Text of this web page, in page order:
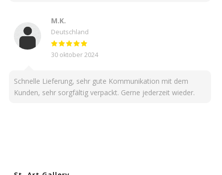
M.K.
Deutschland
30 oktober 2024
Schnelle Lieferung, sehr gute Kommunikation mit dem
Kunden, sehr sorgfältig verpackt. Gerne jederzeit wieder.